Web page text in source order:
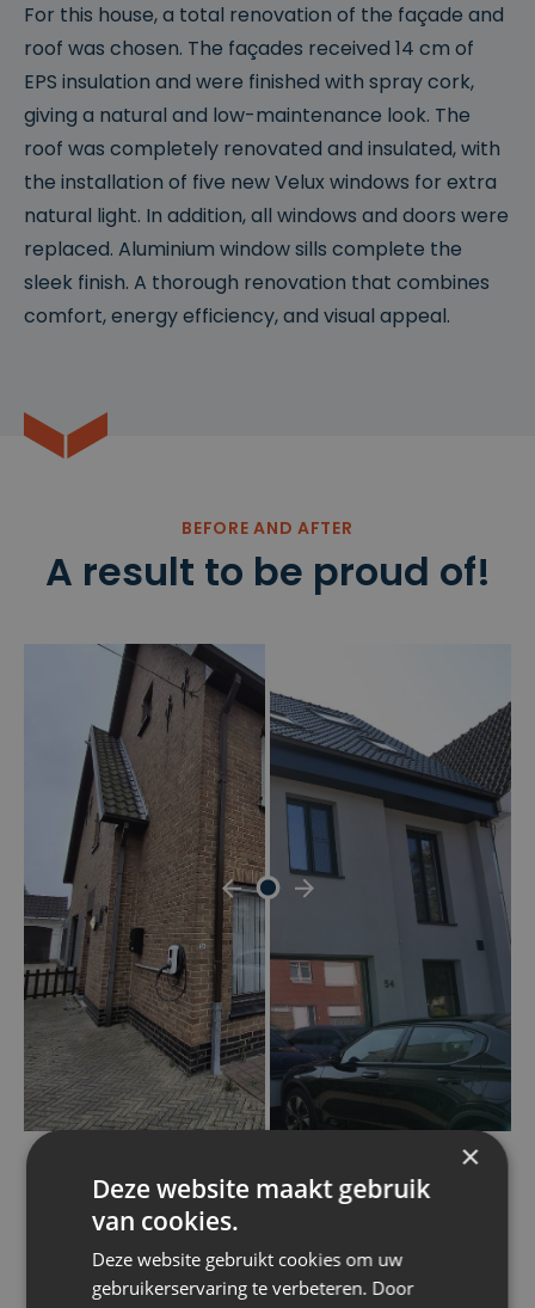
For this house, a total renovation of the façade and
roof was chosen. The façades received 14 cm of
EPS insulation and were finished with spray cork,
giving a natural and low-maintenance look. The
roof was completely renovated and insulated, with
the installation of five new Velux windows for extra
natural light. In addition, all windows and doors were
replaced. Aluminium window sills complete the
sleek finish. A thorough renovation that combines
comfort, energy efficiency, and visual appeal.
BEFORE AND AFTER
A result to be proud of!
Calculate your price
×
Deze website maakt gebruik
van cookies.
Deze website gebruikt cookies om uw
gebruikerservaring te verbeteren. Door